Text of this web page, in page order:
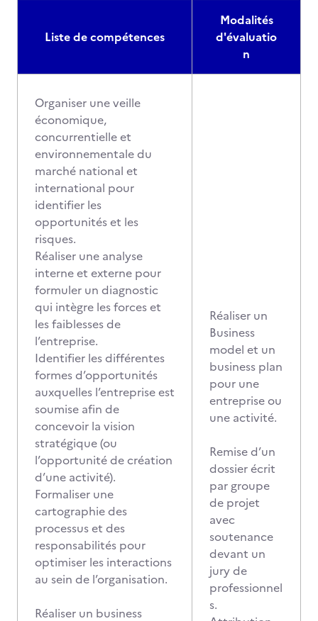
Liste de compétences
Modalités
d'évaluatio
n
Organiser une veille
économique,
concurrentielle et
environnementale du
marché national et
international pour
identifier les
opportunités et les
risques.
Réaliser une analyse
interne et externe pour
formuler un diagnostic
qui intègre les forces et
les faiblesses de
l’entreprise.
Identifier les différentes
formes d’opportunités
auxquelles l’entreprise est
soumise afin de
concevoir la vision
stratégique (ou
l’opportunité de création
d’une activité).
Formaliser une
cartographie des
processus et des
responsabilités pour
optimiser les interactions
au sein de l’organisation.
Réaliser un business
Réaliser un
Business
model et un
business plan
pour une
entreprise ou
une activité.
Remise d’un
dossier écrit
par groupe
de projet
avec
soutenance
devant un
jury de
professionnel
s.